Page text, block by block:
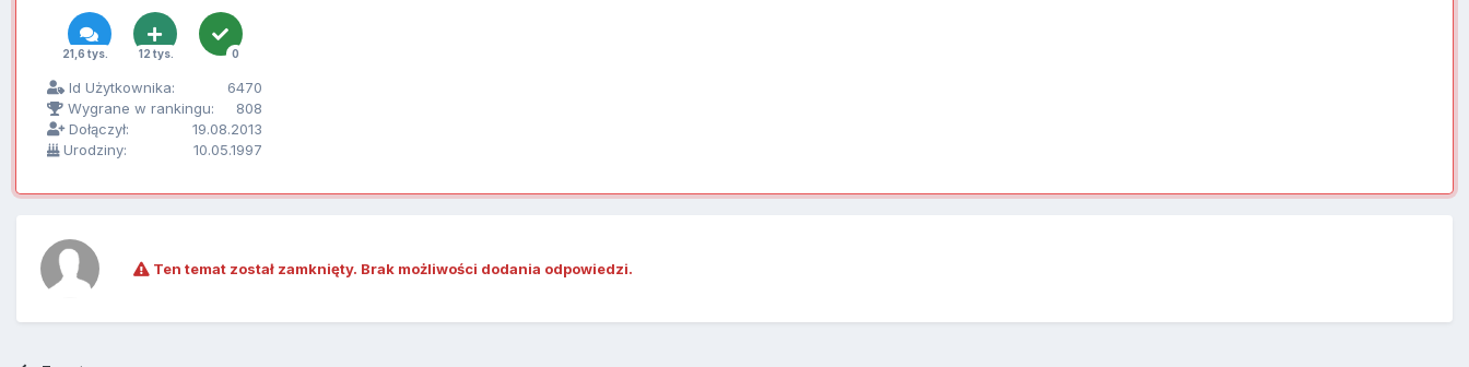
21,6 tys. 12 tys. 0
Id Użytkownika:
6470
Wygrane w rankingu:
808
Dołączył:
19.08.2013
Urodziny:
10.05.1997
Ten temat został zamknięty. Brak możliwości dodania odpowiedzi.